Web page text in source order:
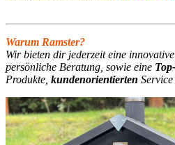
Warum Ramster?
Wir bieten dir jederzeit eine
persönliche Beratung, sowie eine
Produkte, kundenorientierten